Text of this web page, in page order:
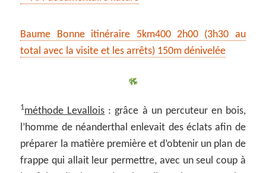
Baume Bonne itinéraire 5km400 2h00 (3h30 au
total avec la visite et les arrêts) 150m dénivelée
1méthode Levallois : grâce à un percuteur en bois,
l’homme de néanderthal enlevait des éclats afin de
préparer la matière première et d’obtenir un plan de
frappe qui allait leur permettre, avec un seul coup à